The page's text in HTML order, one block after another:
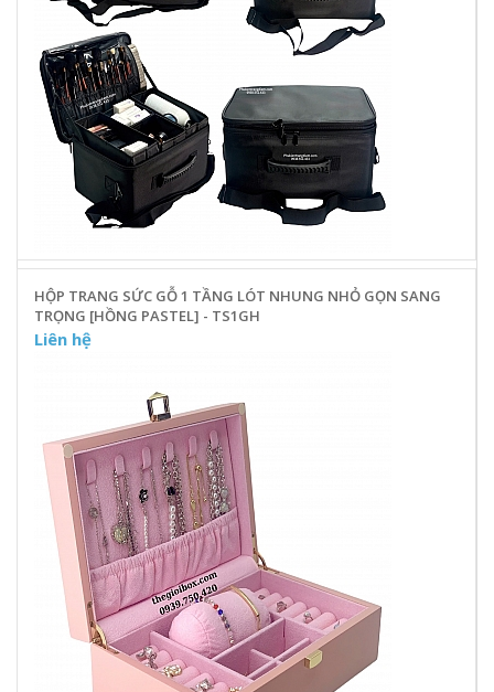
HỘP TRANG SỨC GỖ 1 TẦNG LÓT NHUNG NHỎ GỌN SANG
TRỌNG [HỒNG PASTEL] - TS1GH
Liên hệ